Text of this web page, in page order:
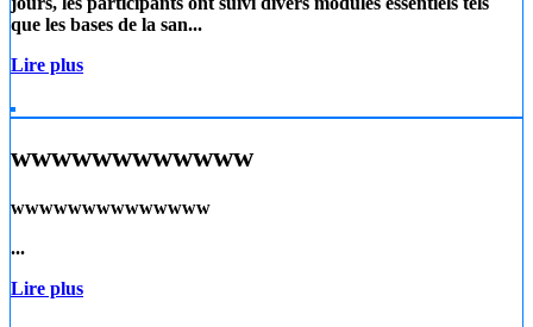
que les bases de la san...
Lire plus
wwwwwwwwwwww
wwwwwwwwwwwwww
...
Lire plus